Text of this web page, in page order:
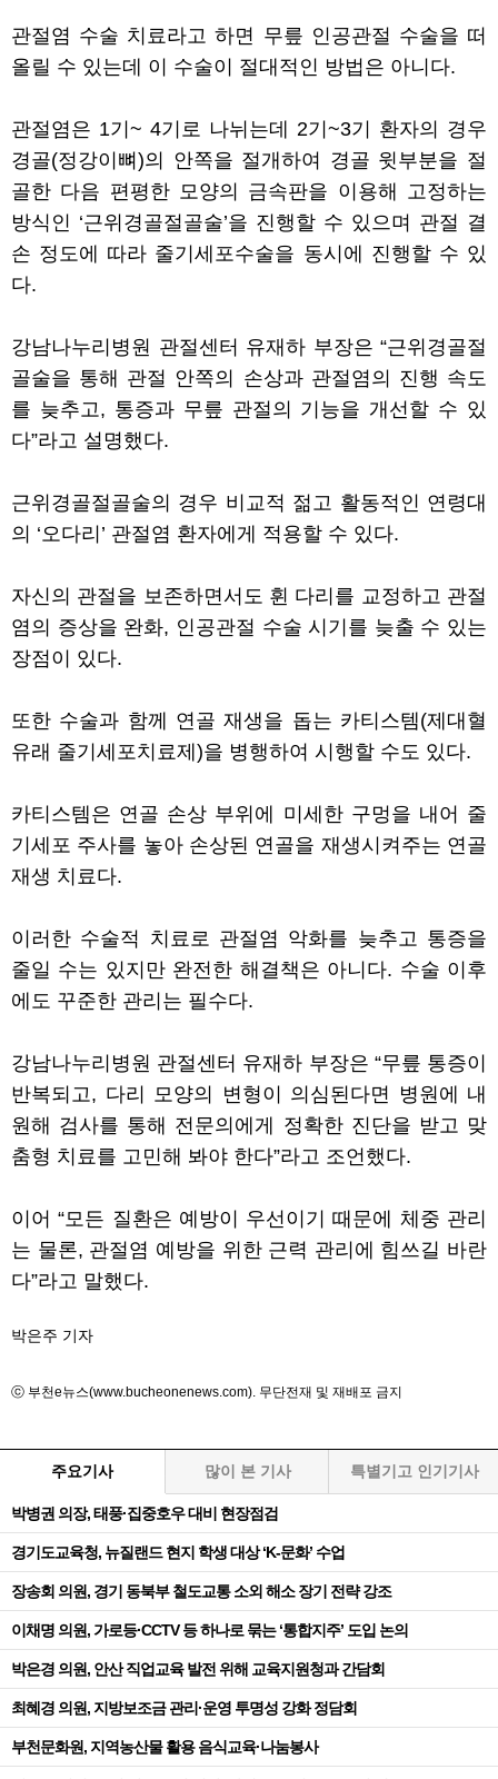
관절염 수술 치료라고 하면 무릎 인공관절 수술을 떠
올릴 수 있는데 이 수술이 절대적인 방법은 아니다.
관절염은 1기~ 4기로 나뉘는데 2기~3기 환자의 경우
경골(정강이뼈)의 안쪽을 절개하여 경골 윗부분을 절
골한 다음 편평한 모양의 금속판을 이용해 고정하는
방식인 ‘근위경골절골술’을 진행할 수 있으며 관절 결
손 정도에 따라 줄기세포수술을 동시에 진행할 수 있
다.
강남나누리병원 관절센터 유재하 부장은 “근위경골절
골술을 통해 관절 안쪽의 손상과 관절염의 진행 속도
를 늦추고, 통증과 무릎 관절의 기능을 개선할 수 있
다”라고 설명했다.
근위경골절골술의 경우 비교적 젊고 활동적인 연령대
의 ‘오다리’ 관절염 환자에게 적용할 수 있다.
자신의 관절을 보존하면서도 휜 다리를 교정하고 관절
염의 증상을 완화, 인공관절 수술 시기를 늦출 수 있는
장점이 있다.
또한 수술과 함께 연골 재생을 돕는 카티스템(제대혈
유래 줄기세포치료제)을 병행하여 시행할 수도 있다.
카티스템은 연골 손상 부위에 미세한 구멍을 내어 줄
기세포 주사를 놓아 손상된 연골을 재생시켜주는 연골
재생 치료다.
이러한 수술적 치료로 관절염 악화를 늦추고 통증을
줄일 수는 있지만 완전한 해결책은 아니다. 수술 이후
에도 꾸준한 관리는 필수다.
강남나누리병원 관절센터 유재하 부장은 “무릎 통증이
반복되고, 다리 모양의 변형이 의심된다면 병원에 내
원해 검사를 통해 전문의에게 정확한 진단을 받고 맞
춤형 치료를 고민해 봐야 한다”라고 조언했다.
이어 “모든 질환은 예방이 우선이기 때문에 체중 관리
는 물론, 관절염 예방을 위한 근력 관리에 힘쓰길 바란
다”라고 말했다.
박은주 기자
ⓒ 부천e뉴스(www.bucheonenews.com). 무단전재 및 재배포 금지
주요기사 많이 본 기사 특별기고 인기기사
박병권 의장, 태풍·집중호우 대비 현장점검
경기도교육청, 뉴질랜드 현지 학생 대상 ‘K-문화’ 수업
장송회 의원, 경기 동북부 철도교통 소외 해소 장기 전략 강조
이채명 의원, 가로등·CCTV 등 하나로 묶는 ‘통합지주’ 도입 논의
박은경 의원, 안산 직업교육 발전 위해 교육지원청과 간담회
최혜경 의원, 지방보조금 관리·운영 투명성 강화 정담회
부천문화원, 지역농산물 활용 음식교육·나눔봉사